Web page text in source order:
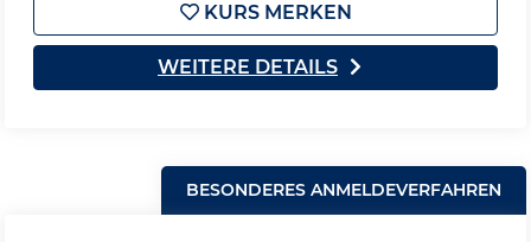
KURS MERKEN
WEITERE DETAILS
BESONDERES ANMELDEVERFAHREN